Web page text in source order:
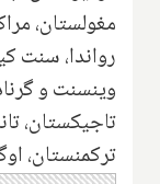
مغولستان،
رواندا، سنت
وینسنت و
تاجیکستان،
ترکمنستان،